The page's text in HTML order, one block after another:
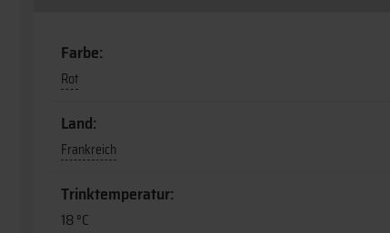
Farbe:
Rot
Land:
Frankreich
Trinktemperatur:
18 °C